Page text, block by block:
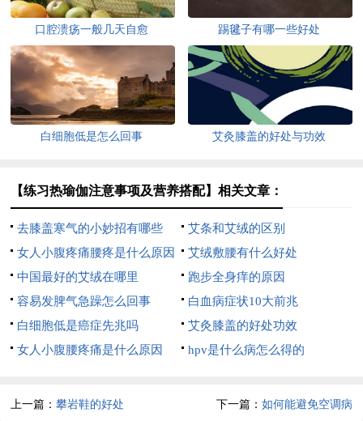
口腔溃疡一般几天自愈 踢毽子有哪一些好处
白细胞低是怎么回事 艾灸膝盖的好处与功效
【练习热瑜伽注意事项及营养搭配】相关文章：
去膝盖寒气的小妙招有哪些
艾条和艾绒的区别
女人小腹疼痛腰疼是什么原因
艾绒敷腰有什么好处
中国最好的艾绒在哪里
跑步全身痒的原因
容易发脾气急躁怎么回事
白血病症状10大前兆
白细胞低是癌症先兆吗
艾灸膝盖的好处功效
女人小腹腰疼痛是什么原因
hpv是什么病怎么得的
上一篇：攀岩鞋的好处 下一篇： 如何能避免空调病